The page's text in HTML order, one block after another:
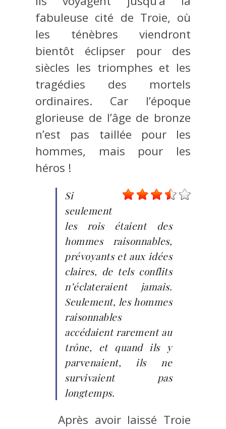
fabuleuse cité de Troie, où
les ténèbres viendront
bientôt éclipser pour des
siècles les triomphes et les
tragédies des mortels
ordinaires. Car l’époque
glorieuse de l’âge de bronze
n’est pas taillée pour les
hommes, mais pour les
héros !
Si
seulement
les rois étaient des
hommes raisonnables,
prévoyants et aux idées
claires, de tels conflits
n’éclateraient jamais.
Seulement, les hommes
raisonnables
accédaient rarement au
trône, et quand ils y
parvenaient, ils ne
survivaient pas
longtemps.
Après avoir laissé Troie